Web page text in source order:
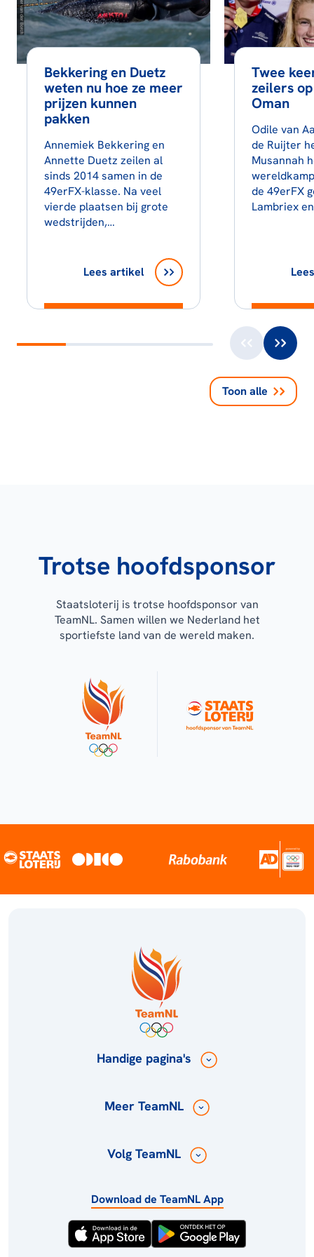
Bekkering en Duetz
weten nu hoe ze meer
prijzen kunnen
pakken
Annemiek Bekkering en
Annette Duetz zeilen al
sinds 2014 samen in de
49erFX-klasse. Na veel
vierde plaatsen bij grote
wedstrijden,…
Lees artikel
Twee
zeilers
Oman
Odile van
de Ruijter
Musannah
de 49erFX
Lambriex
Toon alle
Trotse hoofdsponsor
Staatsloterij is trotse hoofdsponsor van
TeamNL. Samen willen we Nederland het
sportiefste land van de wereld maken.
Handige pagina's
Meer TeamNL
Volg TeamNL
Download de TeamNL App